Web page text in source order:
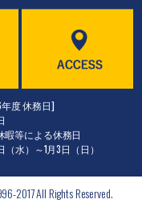
度 休務日]
暇等による休務日
水）～1月3日（日）
2017 All Rights Reserved.